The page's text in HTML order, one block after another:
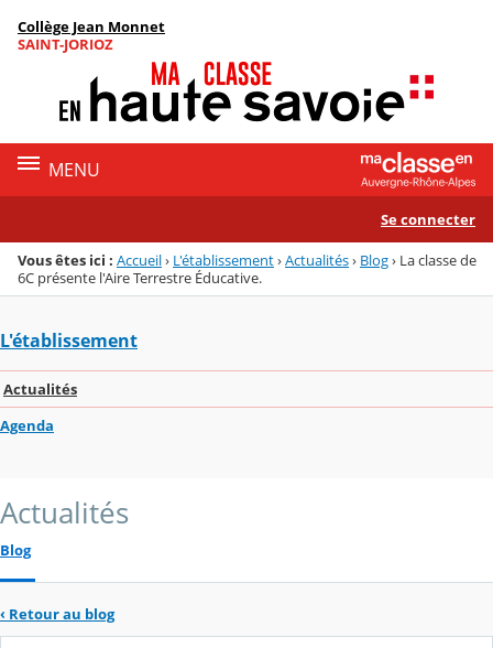
Menu de la rubrique
Contenu
Collège Jean Monnet
SAINT-JORIOZ
MENU
Se connecter
Vous êtes ici : Accueil› L'établissement›Actualités› Blog› La classe de
6C présente l'Aire Terrestre Éducative.
L'établissement
Actualités
Agenda
Actualités
Blog
‹ Retour au blog